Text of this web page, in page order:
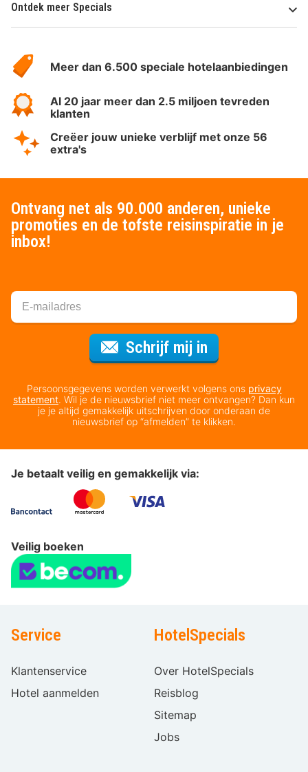
Ontdek meer Specials
HotelSpecials
Meer dan 6.500 speciale hotelaanbiedingen
Al 20 jaar meer dan 2.5 miljoen tevreden
klanten
Creëer jouw unieke verblijf met onze 56
extra's
Ontvang net als 90.000 anderen, unieke
promoties en de tofste reisinspiratie in je
inbox!
Schrijf mij in
Persoonsgegevens worden verwerkt volgens ons privacy
statement. Wil je de nieuwsbrief niet meer ontvangen? Dan kun
je je altijd gemakkelijk uitschrijven door onderaan de
nieuwsbrief op “afmelden” te klikken.
Je betaalt veilig en gemakkelijk via:
Veilig boeken
Service
Klantenservice
Hotel aanmelden
HotelSpecials
Over HotelSpecials
Reisblog
Sitemap
Jobs